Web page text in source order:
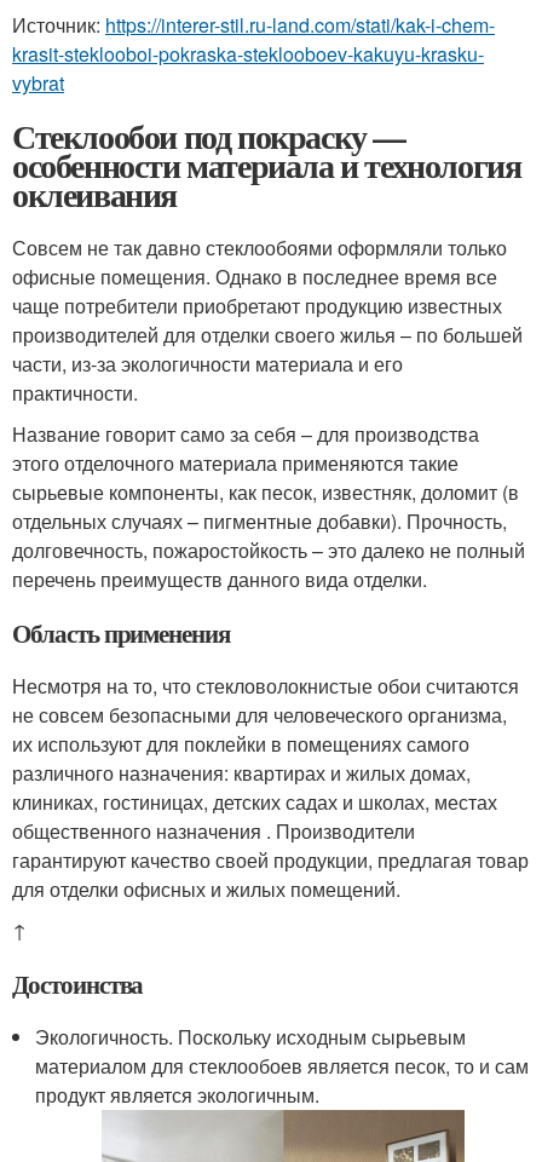
Источник: https://interer-stil.ru-land.com/stati/kak-i-chem-
krasit-steklooboi-pokraska-steklooboev-kakuyu-krasku-
vybrat
Стеклообои под покраску —
особенности материала и технология
оклеивания
Совсем не так давно стеклообоями оформляли только
офисные помещения. Однако в последнее время все
чаще потребители приобретают продукцию известных
производителей для отделки своего жилья – по большей
части, из-за экологичности материала и его
практичности.
Название говорит само за себя – для производства
этого отделочного материала применяются такие
сырьевые компоненты, как песок, известняк, доломит (в
отдельных случаях – пигментные добавки). Прочность,
долговечность, пожаростойкость – это далеко не полный
перечень преимуществ данного вида отделки.
Область применения
Несмотря на то, что стекловолокнистые обои считаются
не совсем безопасными для человеческого организма,
их используют для поклейки в помещениях самого
различного назначения: квартирах и жилых домах,
клиниках, гостиницах, детских садах и школах, местах
общественного назначения . Производители
гарантируют качество своей продукции, предлагая товар
для отделки офисных и жилых помещений.
↑
Достоинства
Экологичность. Поскольку исходным сырьевым
материалом для стеклообоев является песок, то и сам
продукт является экологичным.